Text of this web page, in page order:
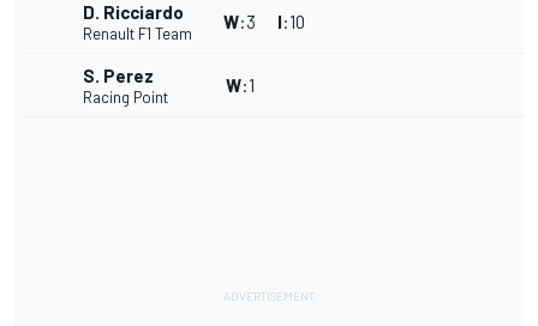
D. Ricciardo
Renault F1 Team
W:3 I:10
S. Perez
Racing Point
W:1